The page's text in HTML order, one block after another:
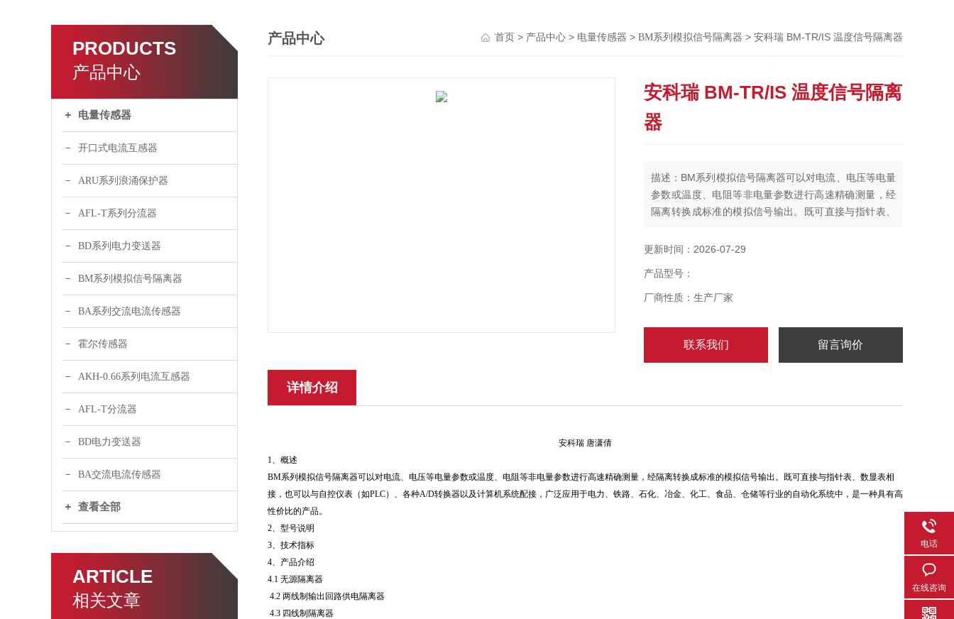
PRODUCTS
产品中心
电量传感器
开口式电流互感器
ARU系列浪涌保护器
AFL-T系列分流器
BD系列电力变送器
BM系列模拟信号隔离器
BA系列交流电流传感器
霍尔传感器
AKH-0.66系列电流互感器
AFL-T分流器
BD电力变送器
BA交流电流传感器
查看全部
ARTICLE
相关文章
产品中心 首页 > 产品中心 > 电量传感器 > BM系列模拟信号隔离器 > 安科瑞 BM-TR/IS 温度信号隔离器
安科瑞 BM-TR/IS 温度信号隔离
器
描述：BM系列模拟信号隔离器可以对电流、电压等电量
参数或温度、电阻等非电量参数进行高速精确测量，经
隔离转换成标准的模拟信号输出。既可直接与指针表、
换器以及计算机系统配接，广泛应用于电力、铁路、石
是一种具有高性价比的产品。安科瑞 BM-TR/IS 温度信
号隔离器
更新时间：2026-07-29
产品型号：
厂商性质：生产厂家
联系我们 留言询价
详情介绍
安科瑞 唐潇倩
1、概述
BM系列模拟信号隔离器可以对电流、电压等电量参数或温度、电阻等非电量参数进行高速精确测量，经隔离转换成标准的模拟信号输出。既可直接与指针表、数显表相
接，也可以与自控仪表（如PLC）、各种A/D转换器以及计算机系统配接，广泛应用于电力、铁路、石化、冶金、化工、食品、仓储等行业的自动化系统中，是一种具有高
性价比的产品。
2、型号说明
3、技术指标
4、产品介绍
4.1 无源隔离器
4.2 两线制输出回路供电隔离器
4.3 四线制隔离器
电话
在线咨询